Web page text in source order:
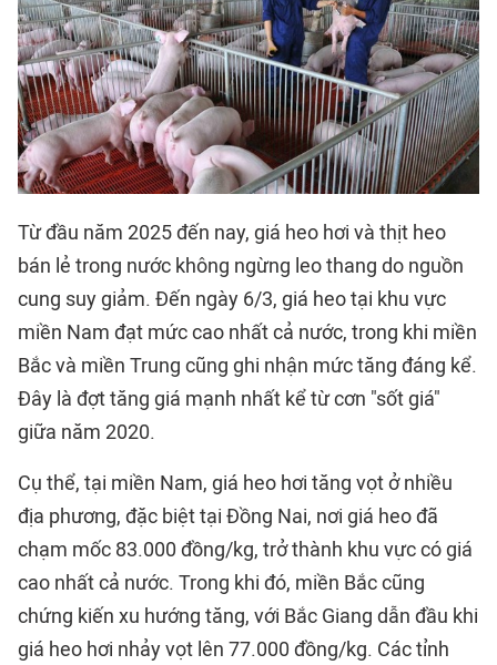
Từ đầu năm 2025 đến nay, giá heo hơi và thịt heo
bán lẻ trong nước không ngừng leo thang do nguồn
cung suy giảm. Đến ngày 6/3, giá heo tại khu vực
miền Nam đạt mức cao nhất cả nước, trong khi miền
Bắc và miền Trung cũng ghi nhận mức tăng đáng kể.
Đây là đợt tăng giá mạnh nhất kể từ cơn "sốt giá"
giữa năm 2020.
Cụ thể, tại miền Nam, giá heo hơi tăng vọt ở nhiều
địa phương, đặc biệt tại Đồng Nai, nơi giá heo đã
chạm mốc 83.000 đồng/kg, trở thành khu vực có giá
cao nhất cả nước. Trong khi đó, miền Bắc cũng
chứng kiến xu hướng tăng, với Bắc Giang dẫn đầu khi
giá heo hơi nhảy vọt lên 77.000 đồng/kg. Các tỉnh